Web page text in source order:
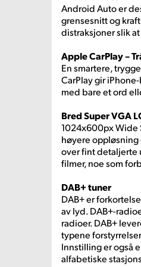
Android Auto er
grensesnitt og
distraksjoner slik
Apple CarPlay –
En smartere,
CarPlay gir
med bare et ord
Bred Super VGA
1024x600px Wide
høyere
over fint detaljerte
filmer, noe som
DAB+ tuner
DAB+ er
av lyd. DAB+-
radioer. DAB+
typene
Innstilling er også
alfabetiske